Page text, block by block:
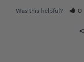
Was this helpful? 0
<